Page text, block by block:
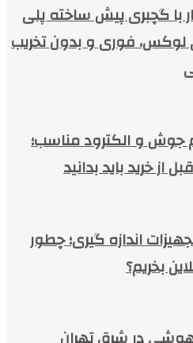
با گچبری پیش ساخته پلی
لوکس، فوری و بدون تخریب
جوش و الکترود مناسب؛
از خرید باید بدانید
اندازه گیری؛ چطور
بخریم؟